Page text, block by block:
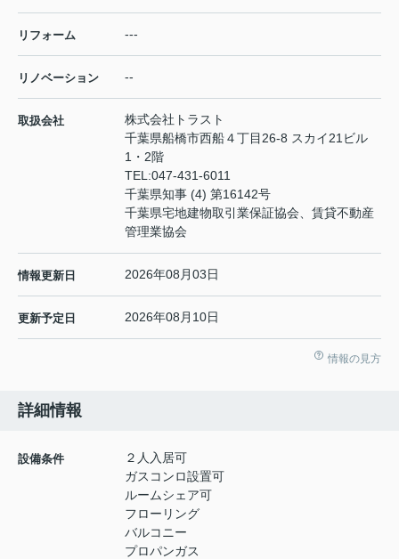
リフォーム ---
リノベーション --
取扱会社
株式会社トラスト
千葉県船橋市西船４丁目26-8 スカイ21ビル
1・2階
TEL:047-431-6011
千葉県知事 (4) 第16142号
千葉県宅地建物取引業保証協会、賃貸不動産
管理業協会
情報更新日 2026年08月03日
更新予定日 2026年08月10日
情報の見方
詳細情報
設備条件
２人入居可
ガスコンロ設置可
ルームシェア可
フローリング
バルコニー
プロパンガス